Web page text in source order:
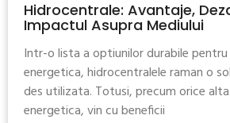
Hidrocentrale: Avantaje,
Impactul Asupra Mediului
Intr-o lista a optiunilor durabile
energetica, hidrocentralele raman o
des utilizata. Totusi, precum orice
energetica, vin cu beneficii